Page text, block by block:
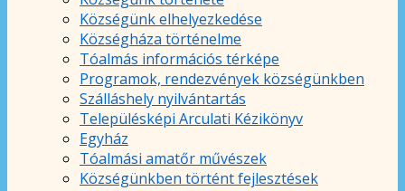
Községünk elhelyezkedése
Községháza történelme
Tóalmás információs térképe
Programok, rendezvények községünkben
Szálláshely nyilvántartás
Településképi Arculati Kézikönyv
Egyház
Tóalmási amatőr művészek
Községünkben történt fejlesztések